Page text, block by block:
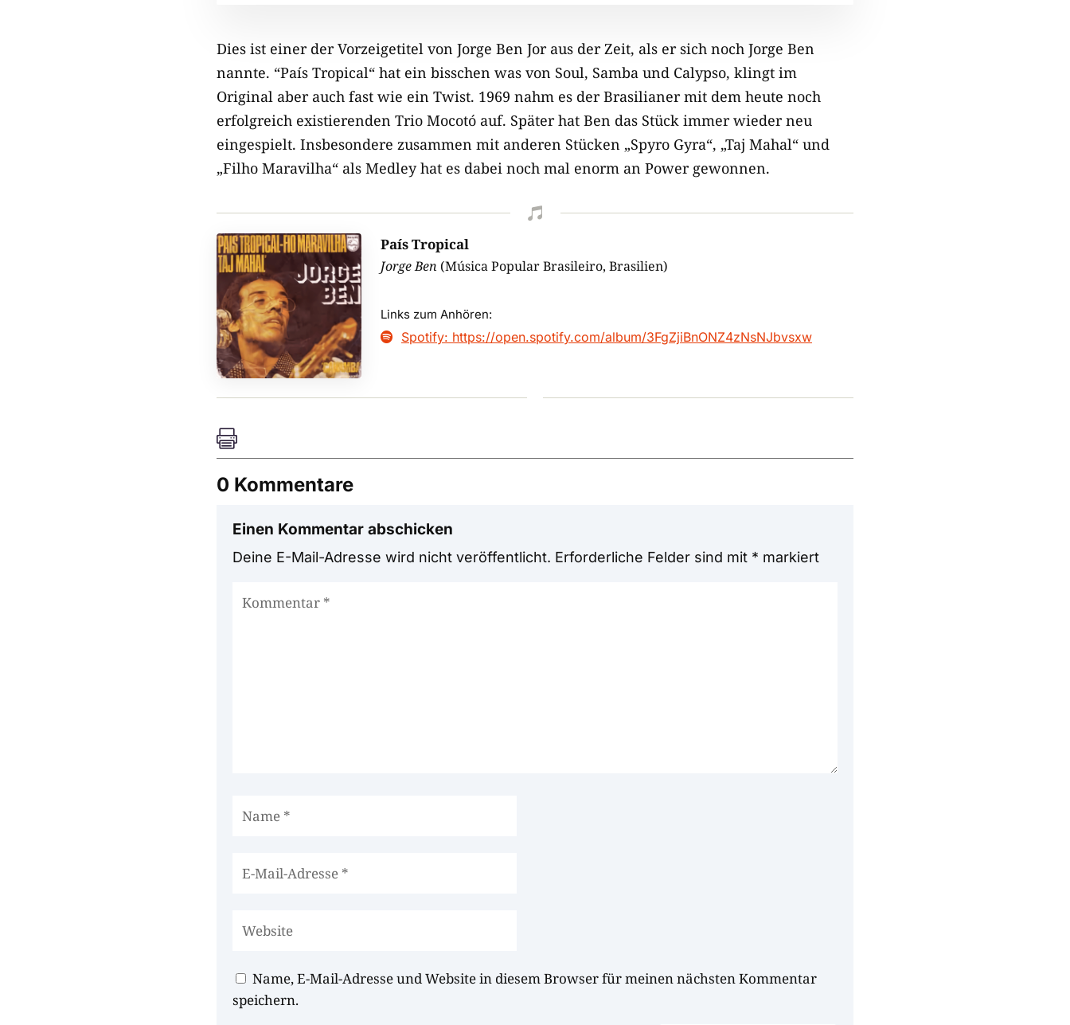
Dies ist einer der Vorzeigetitel von Jorge Ben Jor aus der Zeit, als er sich noch Jorge Ben
nannte. “País Tropical“ hat ein bisschen was von Soul, Samba und Calypso, klingt im
Original aber auch fast wie ein Twist. 1969 nahm es der Brasilianer mit dem heute noch
erfolgreich existierenden Trio Mocotó auf. Später hat Ben das Stück immer wieder neu
eingespielt. Insbesondere zusammen mit anderen Stücken „Spyro Gyra“, „Taj Mahal“ und
„Filho Maravilha“ als Medley hat es dabei noch mal enorm an Power gewonnen.

País Tropical
Jorge Ben (Música Popular Brasileiro, Brasilien)
Links zum Anhören:
 Spotify: https://open.spotify.com/album/3FgZjiBnONZ4zNsNJbvsxw

0 Kommentare
Einen Kommentar abschicken
Deine E-Mail-Adresse wird nicht veröffentlicht. Erforderliche Felder sind mit * markiert
Name, E-Mail-Adresse und Website in diesem Browser für meinen nächsten Kommentar
speichern.